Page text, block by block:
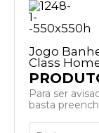
Jogo
Class
Para ser
basta